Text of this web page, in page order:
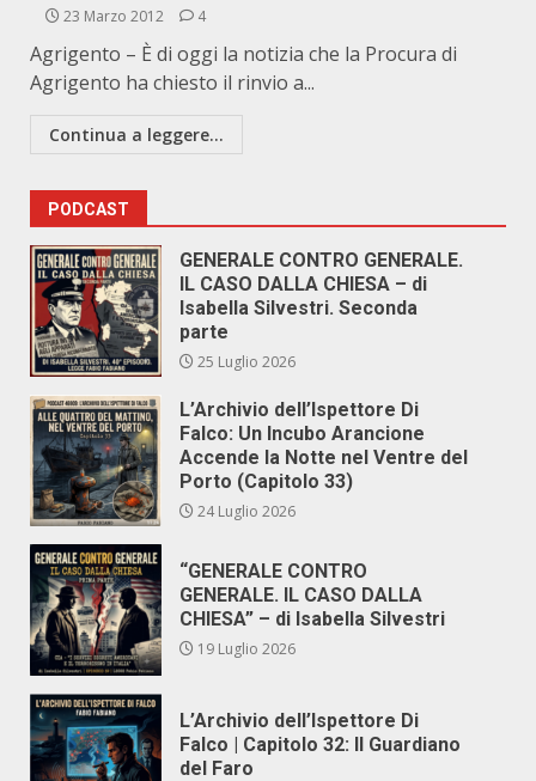
23 Marzo 2012 4
Agrigento – È di oggi la notizia che la Procura di
Agrigento ha chiesto il rinvio a...
Continua a leggere...
PODCAST
GENERALE CONTRO GENERALE.
IL CASO DALLA CHIESA – di
Isabella Silvestri. Seconda
parte
25 Luglio 2026
L’Archivio dell’Ispettore Di
Falco: Un Incubo Arancione
Accende la Notte nel Ventre del
Porto (Capitolo 33)
24 Luglio 2026
“GENERALE CONTRO
GENERALE. IL CASO DALLA
CHIESA” – di Isabella Silvestri
19 Luglio 2026
L’Archivio dell’Ispettore Di
Falco | Capitolo 32: Il Guardiano
del Faro